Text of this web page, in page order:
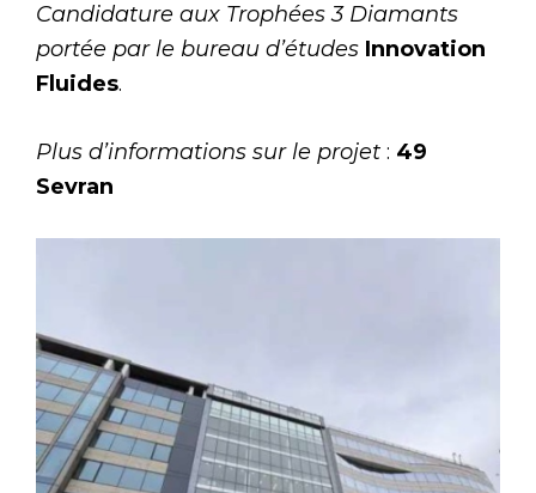
Candidature aux Trophées 3 Diamants
portée par le bureau d’études Innovation
Fluides.
Plus d’informations sur le projet : 49
Sevran